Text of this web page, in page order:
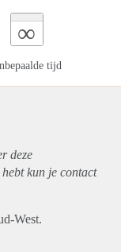
∞
tijd
deze
kun je contact
West.